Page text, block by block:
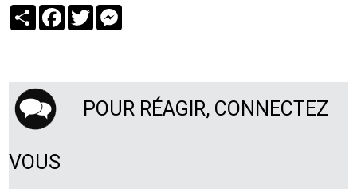
PartagerFacebook
Twitter
POUR RÉAGIR, CONNECTEZ
VOUS